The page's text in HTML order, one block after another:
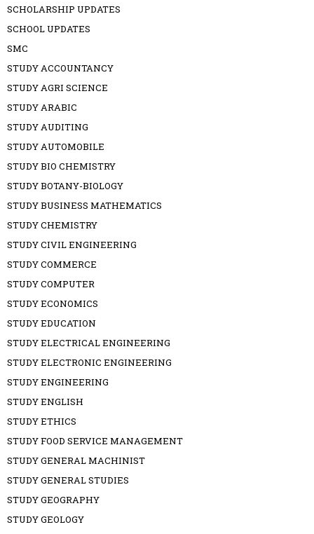
SCHOLARSHIP UPDATES
SCHOOL UPDATES
SMC
STUDY ACCOUNTANCY
STUDY AGRI SCIENCE
STUDY ARABIC
STUDY AUDITING
STUDY AUTOMOBILE
STUDY BIO CHEMISTRY
STUDY BOTANY-BIOLOGY
STUDY BUSINESS MATHEMATICS
STUDY CHEMISTRY
STUDY CIVIL ENGINEERING
STUDY COMMERCE
STUDY COMPUTER
STUDY ECONOMICS
STUDY EDUCATION
STUDY ELECTRICAL ENGINEERING
STUDY ELECTRONIC ENGINEERING
STUDY ENGINEERING
STUDY ENGLISH
STUDY ETHICS
STUDY FOOD SERVICE MANAGEMENT
STUDY GENERAL MACHINIST
STUDY GENERAL STUDIES
STUDY GEOGRAPHY
STUDY GEOLOGY